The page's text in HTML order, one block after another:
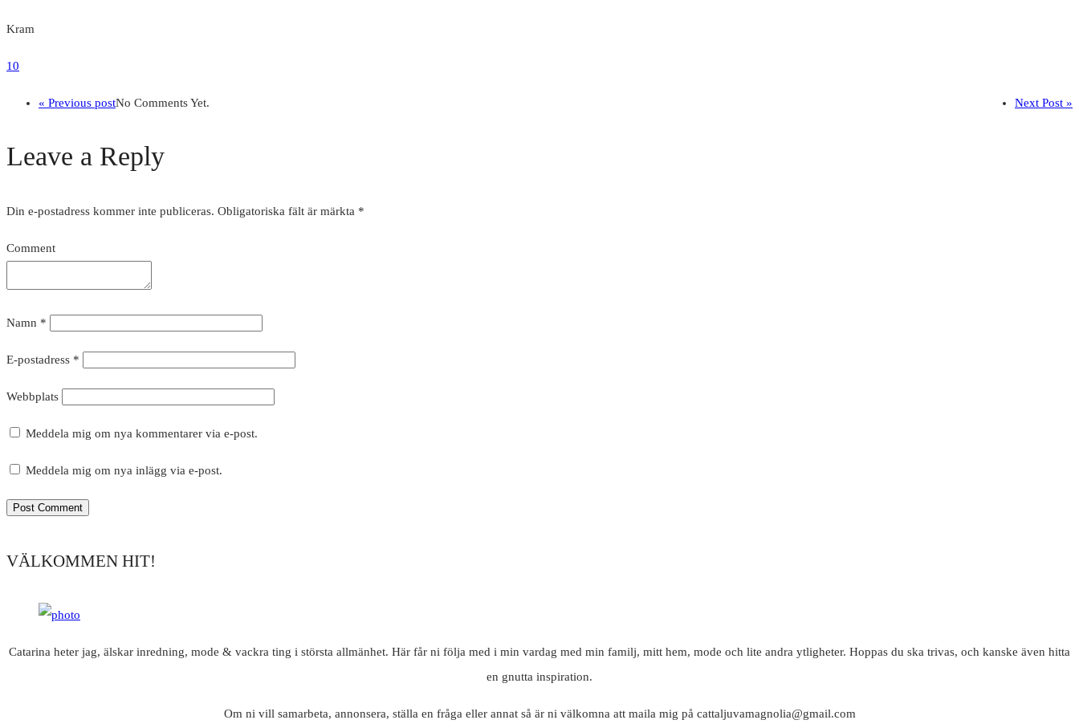
Kram
10
« Previous post Next Post »
No Comments Yet.
Leave a Reply
Din e-postadress kommer inte publiceras. Obligatoriska fält är märkta *
Comment
Namn *
E-postadress *
Webbplats
Meddela mig om nya kommentarer via e-post.
Meddela mig om nya inlägg via e-post.
VÄLKOMMEN HIT!
Catarina heter jag, älskar inredning, mode & vackra ting i största allmänhet. Här får ni följa med i min vardag med min familj, mitt hem, mode och lite andra ytligheter. Hoppas du ska trivas, och kanske även hitta
en gnutta inspiration.
Om ni vill samarbeta, annonsera, ställa en fråga eller annat så är ni välkomna att maila mig på cattaljuvamagnolia@gmail.com